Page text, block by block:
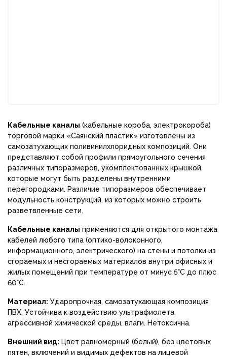
Кабельные каналы (кабельные короба, электрокороба)
торговой марки «Саянский пластик» изготовлены из
самозатухающих поливинилхлоридных композиций. Они
представляют собой профили прямоугольного сечения
различных типоразмеров, укомплектованных крышкой,
которые могут быть разделены внутренними
перегородками. Различие типоразмеров обеспечивает
модульность конструкций, из которых можно строить
разветвленные сети.
Кабельные каналы применяются для открытого монтажа
кабелей любого типа (оптико-волоконного,
информационного, электрического) на стены и потолки из
сгораемых и несгораемых материалов внутри офисных и
жилых помещений при температуре от минус 5°С до плюс
60°С.
Материал: Ударопрочная, самозатухающая композиция
ПВХ. Устойчива к воздействию ультрафиолета,
агрессивной химической среды, влаги. Нетоксична.
Внешний вид: Цвет равномерный (белый), без цветовых
пятен, включений и видимых дефектов на лицевой